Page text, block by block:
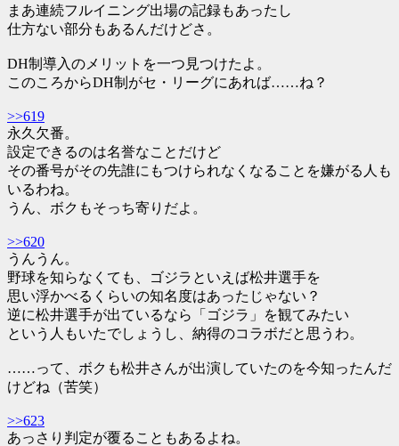
まあ連続フルイニング出場の記録もあったし
仕方ない部分もあるんだけどさ。
DH制導入のメリットを一つ見つけたよ。
このころからDH制がセ・リーグにあれば……ね？
>>619
永久欠番。
設定できるのは名誉なことだけど
その番号がその先誰にもつけられなくなることを嫌がる人も
いるわね。
うん、ボクもそっち寄りだよ。
>>620
うんうん。
野球を知らなくても、ゴジラといえば松井選手を
思い浮かべるくらいの知名度はあったじゃない？
逆に松井選手が出ているなら「ゴジラ」を観てみたい
という人もいたでしょうし、納得のコラボだと思うわ。
……って、ボクも松井さんが出演していたのを今知ったんだ
けどね（苦笑）
>>623
あっさり判定が覆ることもあるよね。